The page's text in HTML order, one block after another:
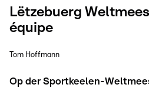
Lëtzebuerg
équipe
Tom Hoffmann
Op der Sportkeelen-